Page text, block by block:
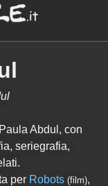
Abdul, con
seriegrafia,
per Robots (film),